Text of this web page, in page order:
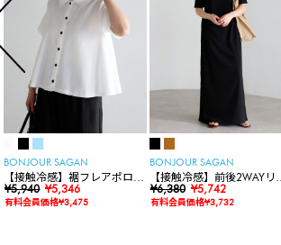
BONJOUR SAGAN
【接触冷感】裾フレアポロシ
ャツ
¥5,940 ¥5,346
有料会員価格¥3,475
BONJOUR SAGAN
【接触冷感】前後2WAYリブ
カットワンピース
¥6,380 ¥5,742
有料会員価格¥3,732